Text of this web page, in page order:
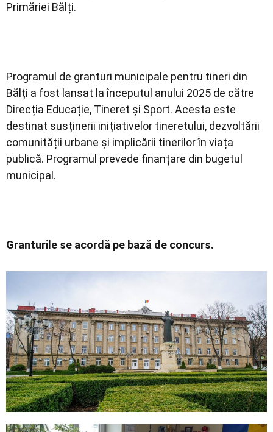
Primăriei Bălți.
Programul de granturi municipale pentru tineri din
Bălți a fost lansat la începutul anului 2025 de către
Direcția Educație, Tineret și Sport. Acesta este
destinat susținerii inițiativelor tineretului, dezvoltării
comunității urbane și implicării tinerilor în viața
publică. Programul prevede finanțare din bugetul
municipal.
Granturile se acordă pe bază de concurs.